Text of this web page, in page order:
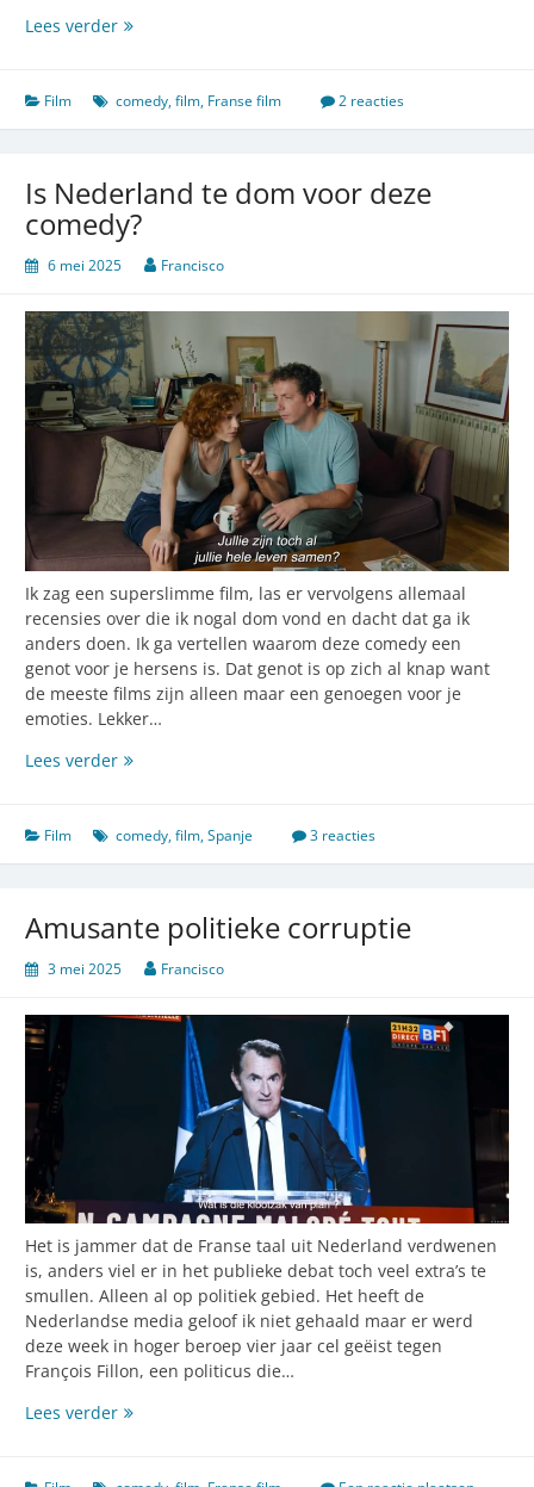
Lees verderHet
je
bent
Film comedy,film, Franse film 2 reacties
Is Nederland te dom voor deze
comedy?
6 mei 2025 Francisco
Ik zag een superslimme film, las er vervolgens allemaal
recensies over die ik nogal dom vond en dacht dat ga ik
anders doen. Ik ga vertellen waarom deze comedy een
genot voor je hersens is. Dat genot is op zich al knap want
de meeste films zijn alleen maar een genoegen voor je
emoties. Lekker…
Lees verderIs
dom
voor
Film comedy,film,Spanje 3 reacties
Amusante politieke corruptie
3 mei 2025 Francisco
Het is jammer dat de Franse taal uit Nederland verdwenen
is, anders viel er in het publieke debat toch veel extra’s te
smullen. Alleen al op politiek gebied. Het heeft de
Nederlandse media geloof ik niet gehaald maar er werd
deze week in hoger beroep vier jaar cel geëist tegen
François Fillon, een politicus die…
Lees verderAmusante